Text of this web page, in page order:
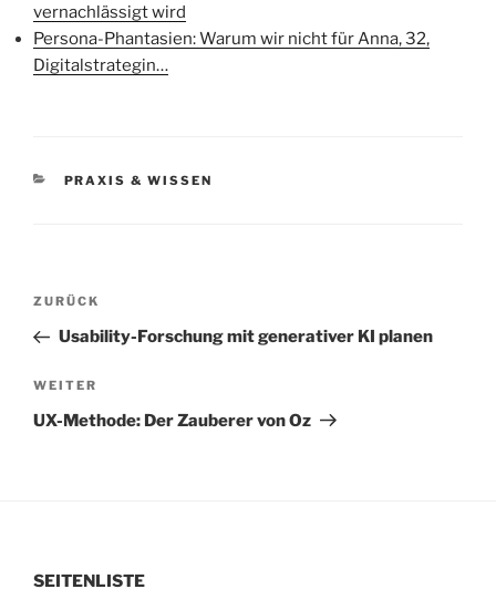
vernachlässigt wird
Persona-Phantasien: Warum wir nicht für Anna, 32,
Digitalstrategin…
KATEGORIEN
PRAXIS & WISSEN
Beitragsnavigation
Vorheriger
Beitrag
ZURÜCK
Usability-Forschung mit generativer KI planen
Nächster
Beitrag
WEITER
UX-Methode: Der Zauberer von Oz
SEITENLISTE